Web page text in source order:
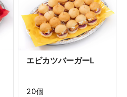
エビカツバーガーL
20個